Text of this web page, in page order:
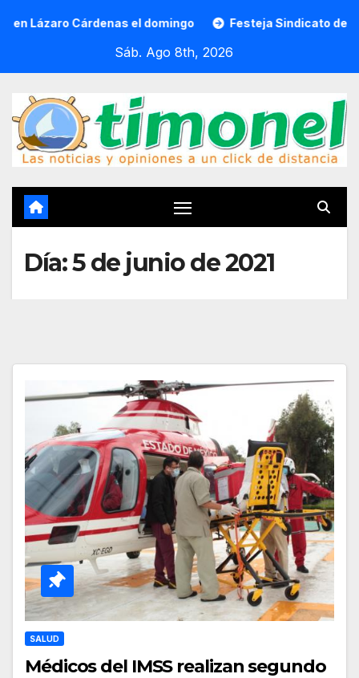
Cárdenas el domingo Festeja Sindicato de
Sáb. Ago 8th, 2026
Día:5 de junio de 2021
SALUD
Médicos del IMSS realizan segundo